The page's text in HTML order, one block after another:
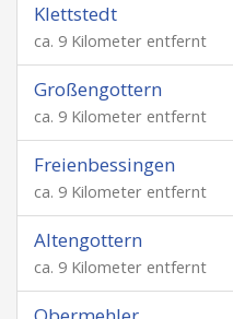
Klettstedt
ca. 9 Kilometer entfernt
Großengottern
ca. 9 Kilometer entfernt
Freienbessingen
ca. 9 Kilometer entfernt
Altengottern
ca. 9 Kilometer entfernt